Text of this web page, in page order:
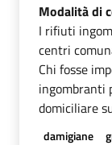
Modalità di
I rifiuti
centri
Chi fosse
ingombranti
domiciliare
damigiane